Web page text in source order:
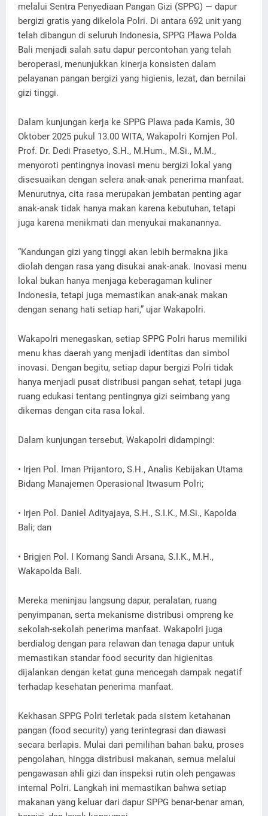
melalui Sentra Penyediaan Pangan Gizi (SPPG) — dapur
bergizi gratis yang dikelola Polri. Di antara 692 unit yang
telah dibangun di seluruh Indonesia, SPPG Plawa Polda
Bali menjadi salah satu dapur percontohan yang telah
beroperasi, menunjukkan kinerja konsisten dalam
pelayanan pangan bergizi yang higienis, lezat, dan bernilai
gizi tinggi.
Dalam kunjungan kerja ke SPPG Plawa pada Kamis, 30
Oktober 2025 pukul 13.00 WITA, Wakapolri Komjen Pol.
Prof. Dr. Dedi Prasetyo, S.H., M.Hum., M.Si., M.M.,
menyoroti pentingnya inovasi menu bergizi lokal yang
disesuaikan dengan selera anak-anak penerima manfaat.
Menurutnya, cita rasa merupakan jembatan penting agar
anak-anak tidak hanya makan karena kebutuhan, tetapi
juga karena menikmati dan menyukai makanannya.
“Kandungan gizi yang tinggi akan lebih bermakna jika
diolah dengan rasa yang disukai anak-anak. Inovasi menu
lokal bukan hanya menjaga keberagaman kuliner
Indonesia, tetapi juga memastikan anak-anak makan
dengan senang hati setiap hari,” ujar Wakapolri.
Wakapolri menegaskan, setiap SPPG Polri harus memiliki
menu khas daerah yang menjadi identitas dan simbol
inovasi. Dengan begitu, setiap dapur bergizi Polri tidak
hanya menjadi pusat distribusi pangan sehat, tetapi juga
ruang edukasi tentang pentingnya gizi seimbang yang
dikemas dengan cita rasa lokal.
Dalam kunjungan tersebut, Wakapolri didampingi:
• Irjen Pol. Iman Prijantoro, S.H., Analis Kebijakan Utama
Bidang Manajemen Operasional Itwasum Polri;
• Irjen Pol. Daniel Adityajaya, S.H., S.I.K., M.Si., Kapolda
Bali; dan
• Brigjen Pol. I Komang Sandi Arsana, S.I.K., M.H.,
Wakapolda Bali.
Mereka meninjau langsung dapur, peralatan, ruang
penyimpanan, serta mekanisme distribusi ompreng ke
sekolah-sekolah penerima manfaat. Wakapolri juga
berdialog dengan para relawan dan tenaga dapur untuk
memastikan standar food security dan higienitas
dijalankan dengan ketat guna mencegah dampak negatif
terhadap kesehatan penerima manfaat.
Kekhasan SPPG Polri terletak pada sistem ketahanan
pangan (food security) yang terintegrasi dan diawasi
secara berlapis. Mulai dari pemilihan bahan baku, proses
pengolahan, hingga distribusi makanan, semua melalui
pengawasan ahli gizi dan inspeksi rutin oleh pengawas
internal Polri. Langkah ini memastikan bahwa setiap
makanan yang keluar dari dapur SPPG benar-benar aman,